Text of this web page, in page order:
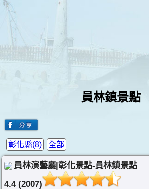
員林鎮景點
全部
彰化縣(8)
員林演藝廳|彰化景點-員林鎮景點
4.4 (2007)